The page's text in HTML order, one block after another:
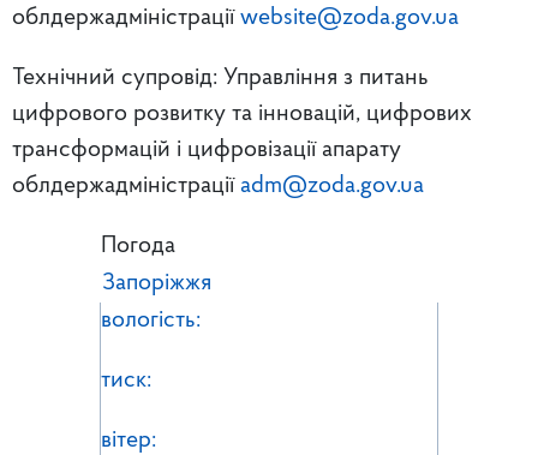
облдержадміністрації website@zoda.gov.ua
Технічний супровід: Управління з питань
цифрового розвитку та інновацій, цифрових
трансформацій і цифровізації апарату
облдержадміністрації adm@zoda.gov.ua
Погода
Запоріжжя
вологість:
тиск:
вітер: